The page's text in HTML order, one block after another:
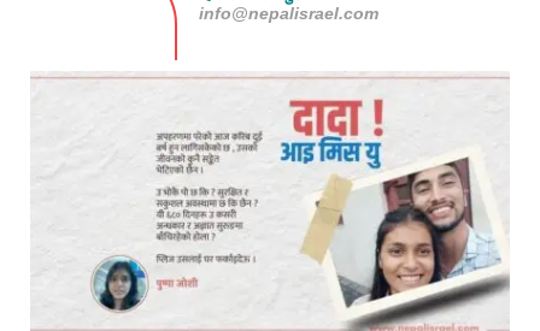
info@nepalisrael.com